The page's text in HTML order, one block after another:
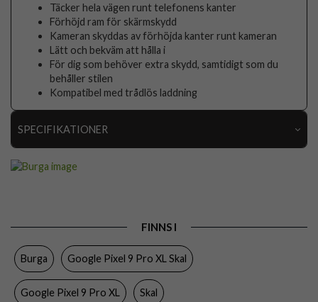
Täcker hela vägen runt telefonens kanter
Förhöjd ram för skärmskydd
Kameran skyddas av förhöjda kanter runt kameran
Lätt och bekväm att hålla i
För dig som behöver extra skydd, samtidigt som du
behåller stilen
Kompatibel med trådlös laddning
SPECIFIKATIONER
Material Hårdplast (PC), Mjukplast (TPU)
FINNS I
Burga Google Pixel 9 Pro XL Skal
Google Pixel 9 Pro XL Skal